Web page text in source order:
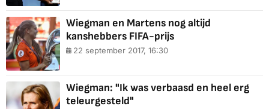
Wiegman en Martens nog altijd
kanshebbers FIFA-prijs
22 september 2017, 16:30
Wiegman: "Ik was verbaasd en heel erg
teleurgesteld"